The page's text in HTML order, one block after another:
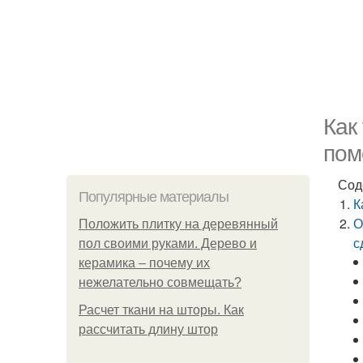
Популярные материалы
Положить плитку на деревянный
пол своими руками. Дерево и
керамика – почему их
нежелательно совмещать?
Расчет ткани на шторы. Как
рассчитать длину штор